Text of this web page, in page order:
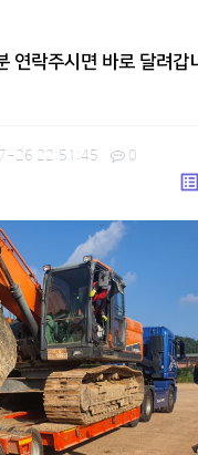
연락주시면 바로 달려갑
26 22:51:45 0